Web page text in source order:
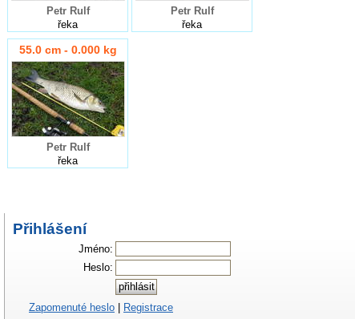
Petr Rulf
řeka
Petr Rulf
řeka
55.0 cm - 0.000 kg
Petr Rulf
řeka
Přihlášení
Jméno:
Heslo:
Zapomenuté heslo Registrace